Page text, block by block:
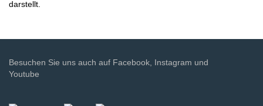
darstellt.
Besuchen Sie uns auch auf Facebook, Instagram und
Youtube